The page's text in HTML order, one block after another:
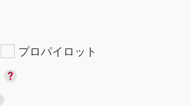
プロパイロット